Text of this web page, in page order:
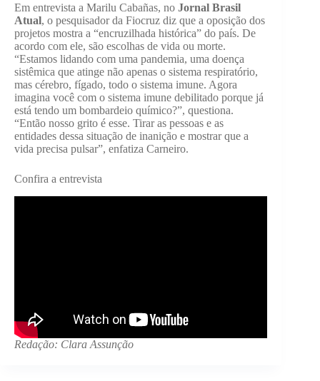
Em entrevista a Marilu Cabañas, no Jornal Brasil
Atual, o pesquisador da Fiocruz diz que a oposição dos
projetos mostra a “encruzilhada histórica” do país. De
acordo com ele, são escolhas de vida ou morte.
“Estamos lidando com uma pandemia, uma doença
sistêmica que atinge não apenas o sistema respiratório,
mas cérebro, fígado, todo o sistema imune. Agora
imagina você com o sistema imune debilitado porque já
está tendo um bombardeio químico?”, questiona.
“Então nosso grito é esse. Tirar as pessoas e as
entidades dessa situação de inanição e mostrar que a
vida precisa pulsar”, enfatiza Carneiro.
Confira a entrevista
Redação: Clara Assunção